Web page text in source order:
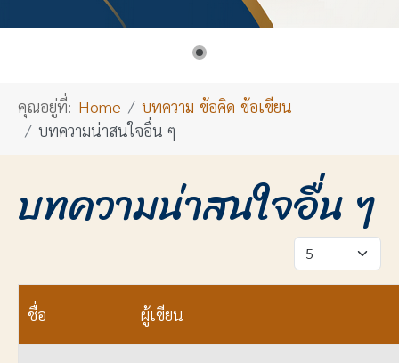
คุณอยู่ที่: Home
บทความ-ข้อคิด-ข้อเขียน
บทความน่าสนใจอื่น ๆ
บทความน่าสนใจอื่น ๆ
แสดง #
ชื่อ ผู้เขียน